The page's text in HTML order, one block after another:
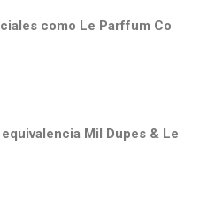
como Le Parffum Co
Mil Dupes & Le